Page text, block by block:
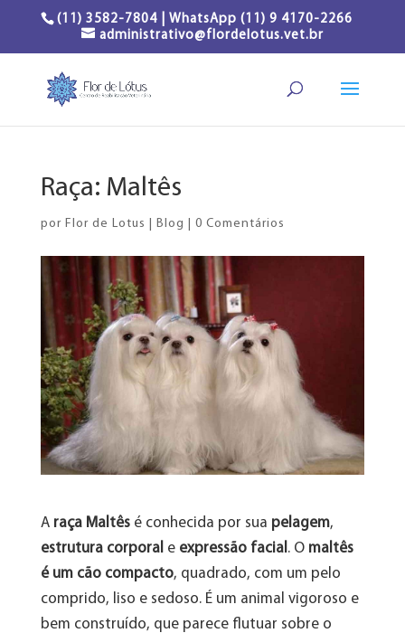
(11) 3582-7804 | WhatsApp (11) 9 4170-2266
administrativo@flordelotus.vet.br
Raça: Maltês
por Flor de Lotus Blog 0 Comentários
A raça Maltêsé conhecida por sua pelagem,
estrutura corporal e expressão facial . O maltês
é um cão compacto, quadrado, com um pelo
comprido, liso e sedoso. É um animal vigoroso e
bem construído, que parece flutuar sobre o